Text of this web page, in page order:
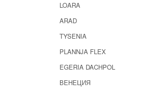
LOARA
ARAD
TYSENIA
PLANNJA FLEX
EGERIA DACHPOL
ВЕНЕЦИЯ